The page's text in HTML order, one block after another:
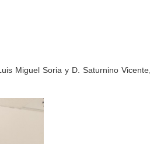
Miguel Soria y D. Saturnino